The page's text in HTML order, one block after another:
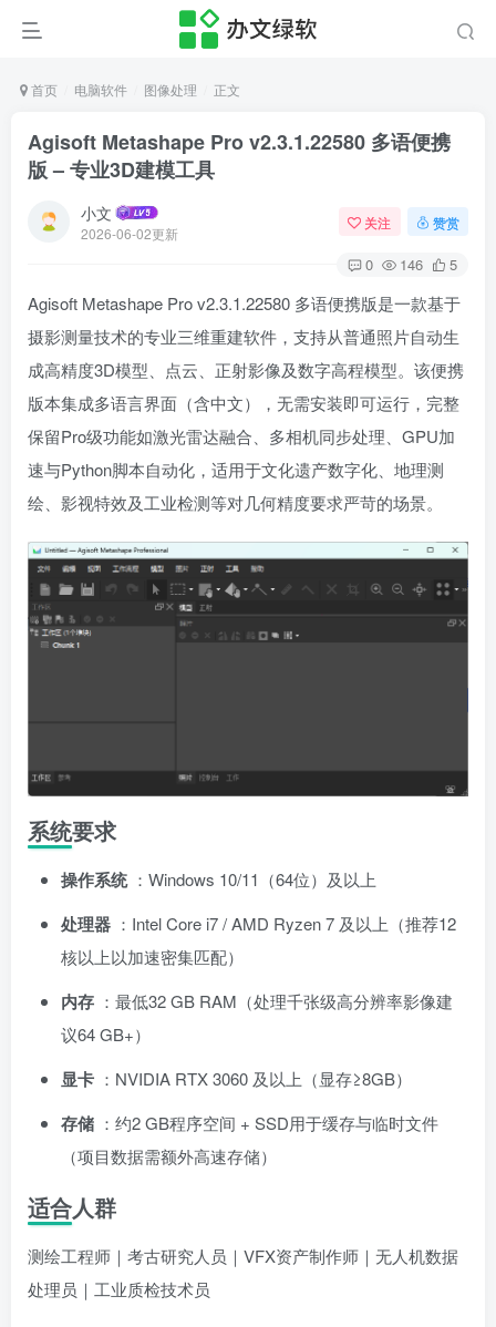
首页 电脑软件 图像处理 正文
Agisoft Metashape Pro v2.3.1.22580 多语便携
版 – 专业3D建模工具
小文
2026-06-02更新
关注 赞赏
0 146 5
Agisoft Metashape Pro v2.3.1.22580 多语便携版是一款基于
摄影测量技术的专业三维重建软件，支持从普通照片自动生
成高精度3D模型、点云、正射影像及数字高程模型。该便携
版本集成多语言界面（含中文），无需安装即可运行，完整
保留Pro级功能如激光雷达融合、多相机同步处理、GPU加
速与Python脚本自动化，适用于文化遗产数字化、地理测
绘、影视特效及工业检测等对几何精度要求严苛的场景。
系统要求
操作系统：Windows 10/11（64位）及以上
处理器 ：Intel Core i7 / AMD Ryzen 7 及以上（推荐12
核以上以加速密集匹配）
内存 ：最低32 GB RAM（处理千张级高分辨率影像建
议64 GB+）
显卡 ：NVIDIA RTX 3060 及以上（显存≥8GB）
存储 ：约2 GB程序空间 + SSD用于缓存与临时文件
（项目数据需额外高速存储）
适合人群
测绘工程师｜考古研究人员｜VFX资产制作师｜无人机数据
处理员｜工业质检技术员